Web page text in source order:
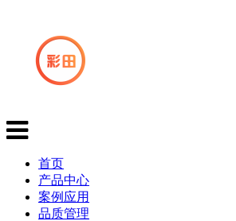
首页
产品中心
案例应用
品质管理